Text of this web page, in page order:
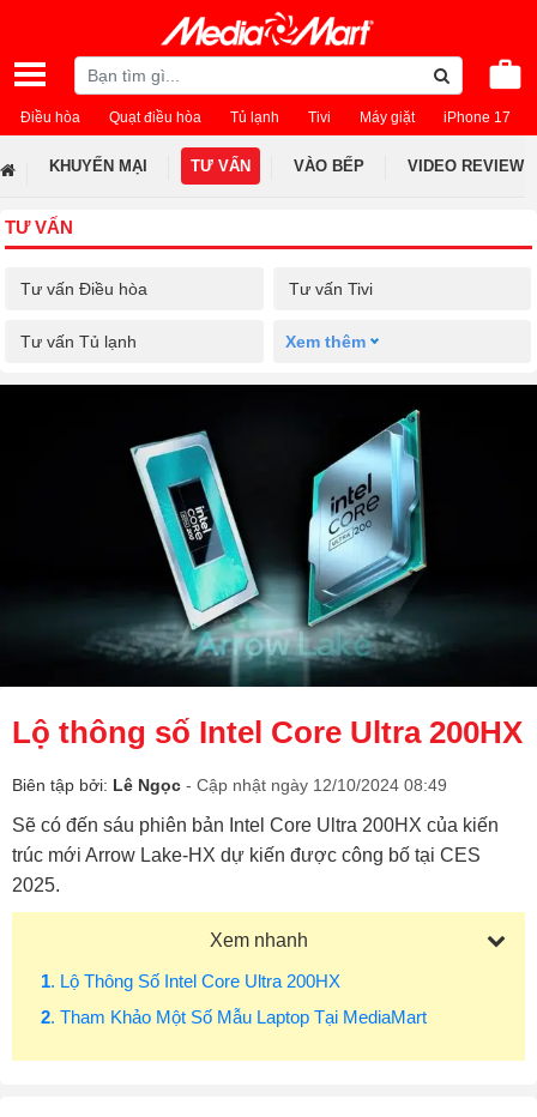
Điều hòa Quạt điều hòa Tủ lạnh Tivi Máy giặt iPhone 17
KHUYẾN MẠI TƯ VẤN VÀO BẾP VIDEO REVIEW
TƯ VẤN
Tư vấn Điều hòa Tư vấn Tivi
Tư vấn Tủ lạnh Xem thêm
Lộ thông số Intel Core Ultra 200HX
Biên tập bởi: Lê Ngọc - Cập nhật ngày 12/10/2024 08:49
Sẽ có đến sáu phiên bản Intel Core Ultra 200HX của kiến
trúc mới Arrow Lake-HX dự kiến được công bố tại CES
2025.
Xem nhanh
1. Lộ Thông Số Intel Core Ultra 200HX
2. Tham Khảo Một Số Mẫu Laptop Tại MediaMart